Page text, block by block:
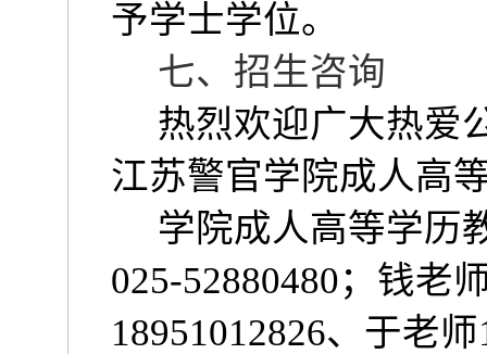
予学士学位。
七、招生咨询
热烈欢迎广大热爱
江苏警官学院成人高
学院成人高等学历
025-52880480；钱老
18951012826、于老师